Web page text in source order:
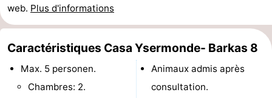
minutes
Plages
faire
Lieux
d'intérêt
web. Plus d'informations
Caractéristiques Casa Ysermonde- Barkas 8
Max. 5 personen.
Chambres: 2.
Animaux admis après
consultation.